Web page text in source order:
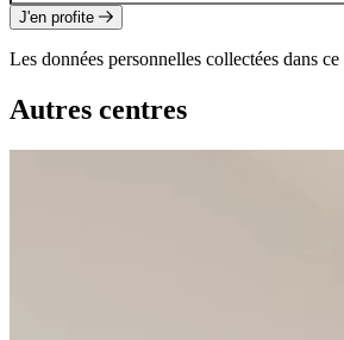
J'en profite
Les données personnelles collectées dans
Autres centres